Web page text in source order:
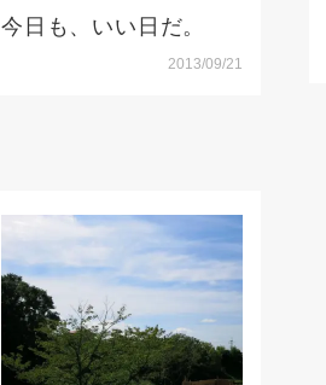
今日も、いい日だ。
2013/09/21